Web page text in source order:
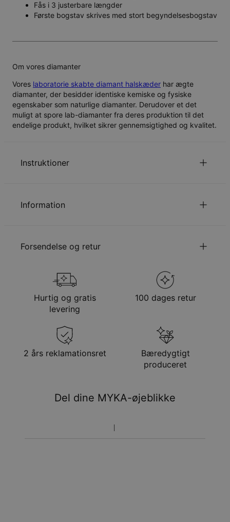
Fås i 3 justerbare længder
Første bogstav skrives med stort begyndelsesbogstav
Om vores diamanter
Vores laboratorie skabte diamant halskæder har ægte
diamanter, der besidder identiske kemiske og fysiske
egenskaber som naturlige diamanter. Derudover et det
muligt at spore lab-diamanter fra deres produktion til det
endelige produkt, hvilket sikrer gennemsigtighed og kvalitet.
Instruktioner
Klik her for at se din kædelængde guide.
Information
Kædelængde
35 cm / 40 cm / 45 cm
Laboratorie diamant
Total karatvægt
Stenform
Hjertediamant
Hypoallergenisk
Forsendelse og retur
forsendelsesmetode
Metode Anslået leveringsdato
Gratis levering
søn. 23. aug. - man.
24. aug.
Hastelevering
ons. 12. aug. - fre. 14.
aug.
Du vil ikke blive opkrævet yderligere afgifter.
Vær opmærksom på at tidsperioden nævnt ovenfor er
Hurtig og gratis
levering
100 dages retur
2 års reklamationsret
Bæredygtigt
produceret
Del dine MYKA-øjeblikke